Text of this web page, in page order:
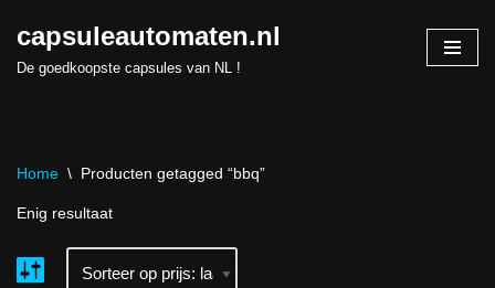
Skip
capsuleautomaten.nl
De goedkoopste capsules van NL !
Home \ Producten getagged “bbq”
Enig resultaat